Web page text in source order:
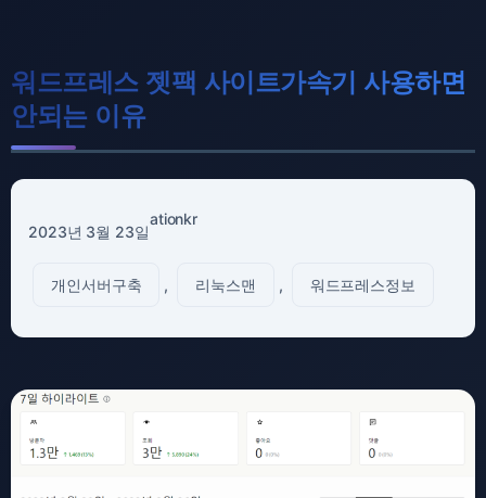
워드프레스 젯팩 사이트가속기 사용하면
안되는 이유
2023년 3월 23일
ationkr
개인서버구축 , 리눅스맨 , 워드프레스정보